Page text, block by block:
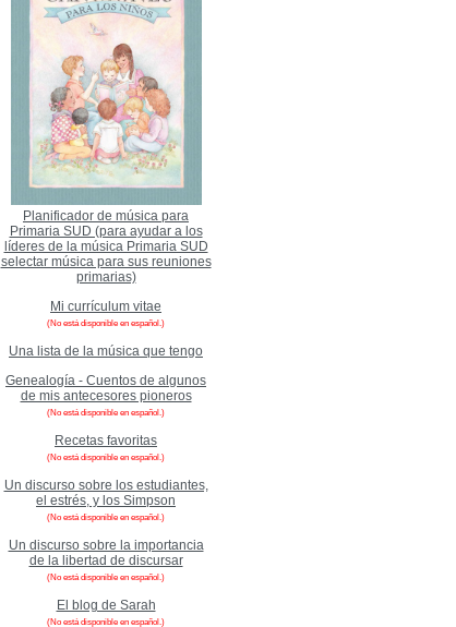
Planificador de música para
Primaria SUD (para ayudar a los
líderes de la música Primaria SUD
selectar música para sus reuniones
primarias)
Mi currículum vitae
(No está disponible en español.)
Una lista de la música que tengo
Genealogía - Cuentos de algunos
de mis antecesores pioneros
(No está disponible en español.)
Recetas favoritas
(No está disponible en español.)
Un discurso sobre los estudiantes,
el estrés, y los Simpson
(No está disponible en español.)
Un discurso sobre la importancia
de la libertad de discursar
(No está disponible en español.)
El blog de Sarah
(No está disponible en español.)